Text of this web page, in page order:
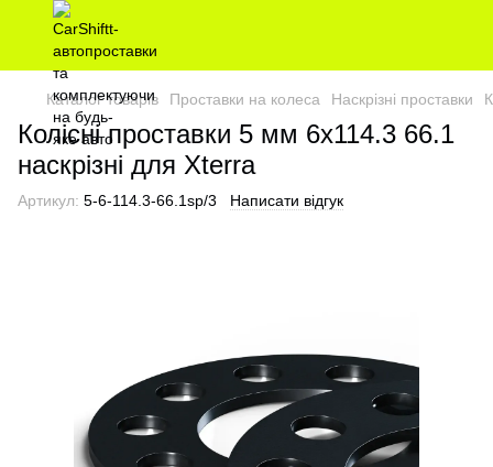
Каталог товарів Проставки на колеса Наскрізні проставки
Колісні проставки 5 мм 6х114.3 66.1
наскрізні для Xterra
Артикул: 5-6-114.3-66.1sp/3 Написати відгук